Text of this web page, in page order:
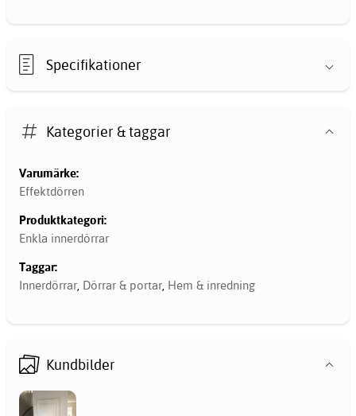
Specifikationer
Kategorier & taggar
Varumärke:
Effektdörren
Produktkategori:
Enkla innerdörrar
Taggar:
Innerdörrar, Dörrar & portar, Hem & inredning
Kundbilder